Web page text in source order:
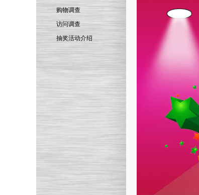
购物调查
访问调查
抽奖活动介绍